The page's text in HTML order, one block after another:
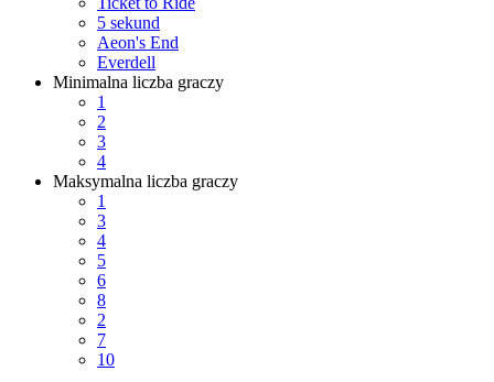
5 sekund
Aeon's End
Everdell
Minimalna liczba graczy
1
2
3
4
Maksymalna liczba graczy
1
3
4
5
6
8
2
7
10